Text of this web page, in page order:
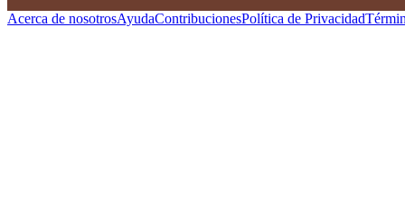
Acerca de nosotrosAyudaContribucionesPolítica de Privacidad